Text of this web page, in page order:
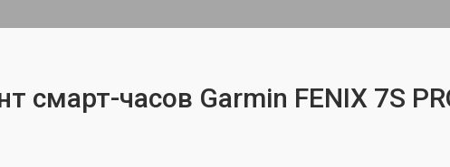
смарт-часов Garmin FENIX 7S